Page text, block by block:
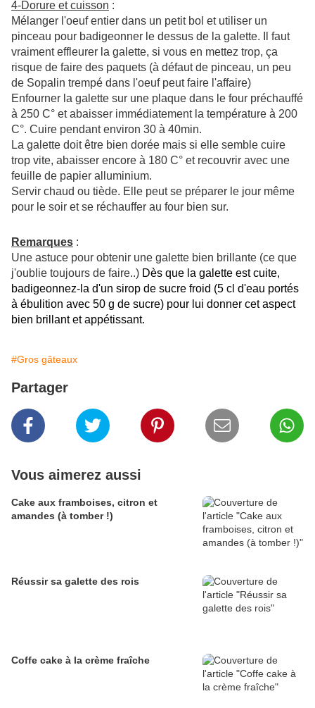
4-Dorure et cuisson :
Mélanger l'oeuf entier dans un petit bol et utiliser un
pinceau pour badigeonner le dessus de la galette. Il faut
vraiment effleurer la galette, si vous en mettez trop, ça
risque de faire des paquets (à défaut de pinceau, un peu
de Sopalin trempé dans l'oeuf peut faire l'affaire)
Enfourner la galette sur une plaque dans le four préchauffé
à 250 C° et abaisser immédiatement la température à 200
C°. Cuire pendant environ 30 à 40min.
La galette doit être bien dorée mais si elle semble cuire
trop vite, abaisser encore à 180 C° et recouvrir avec une
feuille de papier alluminium.
Servir chaud ou tiède. Elle peut se préparer le jour même
pour le soir et se réchauffer au four bien sur.
Remarques :
Une astuce pour obtenir une galette bien brillante (ce que
j'oublie toujours de faire..) Dès que la galette est cuite,
badigeonnez-la d'un sirop de sucre froid (5 cl d'eau portés
à ébulition avec 50 g de sucre) pour lui donner cet aspect
bien brillant et appétissant.
#Gros gâteaux
Partager
Vous aimerez aussi
Cake aux framboises, citron et
amandes (à tomber !)
Réussir sa galette des rois
Coffe cake à la crème fraîche